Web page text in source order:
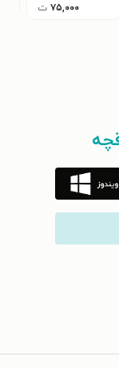
۷۵,۰۰۰ ت